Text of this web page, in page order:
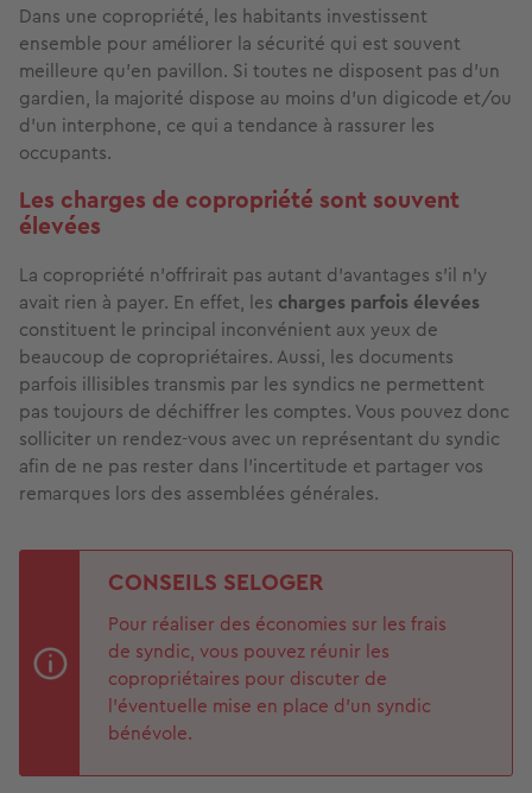
Dans une copropriété, les habitants investissent
ensemble pour améliorer la sécurité qui est souvent
meilleure qu’en pavillon. Si toutes ne disposent pas d’un
gardien, la majorité dispose au moins d’un digicode et/ou
d'un interphone, ce qui a tendance à rassurer les
occupants.
Les charges de copropriété sont souvent
élevées
La copropriété n'offrirait pas autant d’avantages s'il n'y
avait rien à payer. En effet, les charges parfois élevées
constituent le principal inconvénient aux yeux de
beaucoup de copropriétaires. Aussi, les documents
parfois illisibles transmis par les syndics ne permettent
pas toujours de déchiffrer les comptes. Vous pouvez donc
solliciter un rendez-vous avec un représentant du syndic
afin de ne pas rester dans l’incertitude et partager vos
remarques lors des assemblées générales.
CONSEILS SELOGER
Pour réaliser des économies sur les frais
de syndic, vous pouvez réunir les
copropriétaires pour discuter de
l’éventuelle mise en place d’un syndic
bénévole.